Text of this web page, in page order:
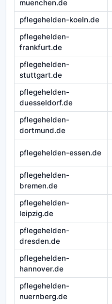
muenchen.de
pflegehelden-koeln.de
pflegehelden-
frankfurt.de
pflegehelden-
stuttgart.de
pflegehelden-
duesseldorf.de
pflegehelden-
dortmund.de
pflegehelden-essen.de
pflegehelden-
bremen.de
pflegehelden-
leipzig.de
pflegehelden-
dresden.de
pflegehelden-
hannover.de
pflegehelden-
nuernberg.de